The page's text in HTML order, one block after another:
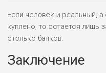
Если человек и реальный,
куплено, то остается лишь
столько банков.
Заключение